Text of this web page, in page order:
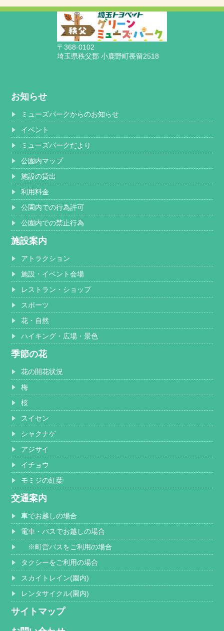
〒368-0102
埼玉県秩父郡 小鹿野町長留2518
お知らせ
ミューズパークからのお知らせ
イベント
ミューズパークだより
公園内マップ
施設の貸出
利用料金
公園内での行為許可
公園内での禁止行為
施設案内
アトラクション
施設・イベント会場
レストラン・ショップ
スポーツ
花・自然
ハイキング・広場・景色
季節の花
花の開花状況
梅
桜
スイセン
シャクナゲ
アジサイ
イチョウ
モミジの紅葉
交通案内
車でお越しの場合
電車・バスでお越しの場合
※町営バスをご利用の場合
タクシーをご利用の場合
スカイトレイン(園内)
レンタサイクル(園内)
サイトマップ